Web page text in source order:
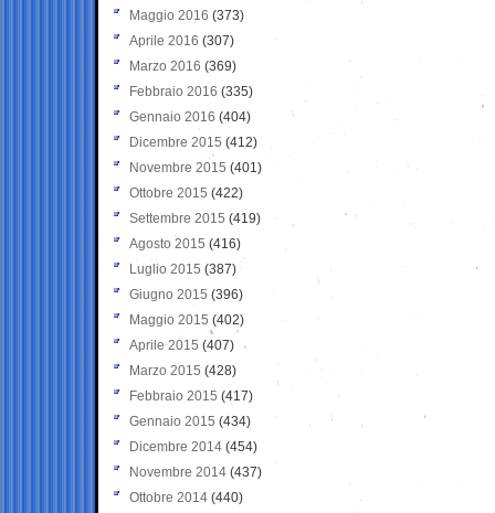
Maggio 2016 (373)
Aprile 2016 (307)
Marzo 2016 (369)
Febbraio 2016 (335)
Gennaio 2016 (404)
Dicembre 2015 (412)
Novembre 2015 (401)
Ottobre 2015 (422)
Settembre 2015 (419)
Agosto 2015 (416)
Luglio 2015 (387)
Giugno 2015 (396)
Maggio 2015 (402)
Aprile 2015 (407)
Marzo 2015 (428)
Febbraio 2015 (417)
Gennaio 2015 (434)
Dicembre 2014 (454)
Novembre 2014 (437)
Ottobre 2014 (440)